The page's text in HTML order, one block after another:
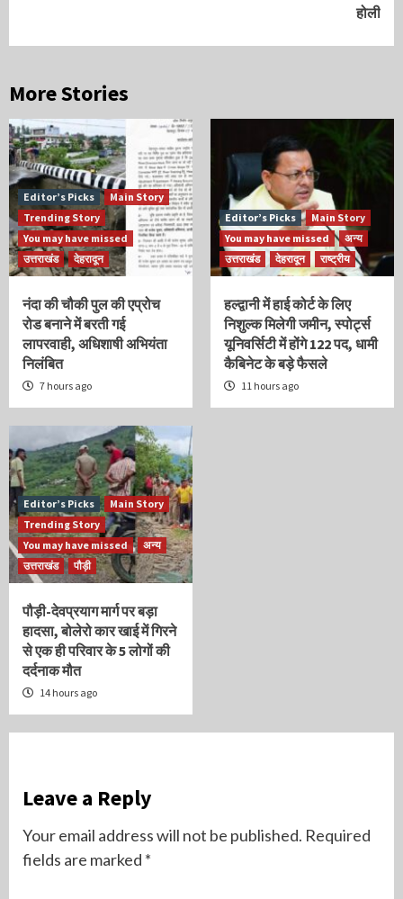
होली
More Stories
Editor’s Picks
Main Story
Trending Story
You may have missed
उत्तराखंड
देहरादून
नंदा की चौकी पुल की एप्रोच
रोड बनाने में बरती गई
लापरवाही, अधिशाषी अभियंता
निलंबित
7 hours ago
Editor’s Picks
Main Story
You may have missed
अन्य
उत्तराखंड
देहरादून राष्ट्रीय
हल्द्वानी में हाई कोर्ट के लिए
निशुल्क मिलेगी जमीन, स्पोर्ट्स
यूनिवर्सिटी में होंगे 122 पद, धामी
कैबिनेट के बड़े फैसले
11 hours ago
Editor’s Picks
Main Story
Trending Story
You may have missed
अन्य
उत्तराखंड
पौड़ी
पौड़ी-देवप्रयाग मार्ग पर बड़ा
हादसा, बोलेरो कार खाई में गिरने
से एक ही परिवार के 5 लोगों की
दर्दनाक मौत
14 hours ago
Leave a Reply
Your email address will not be published. Required
fields are marked *